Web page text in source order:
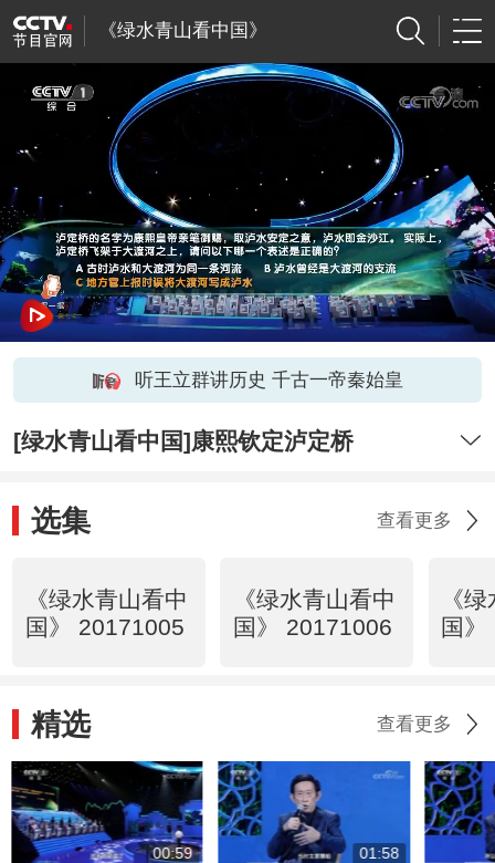
《绿水青山看中国》
听王立群讲历史 千古一帝秦始皇
[绿水青山看中国]康熙钦定泸定桥
选集 查看更多
《绿水青山看中
国》 20171005
《绿水青山看中
国》 20171006
《
国
精选 查看更多
00:59 01:58